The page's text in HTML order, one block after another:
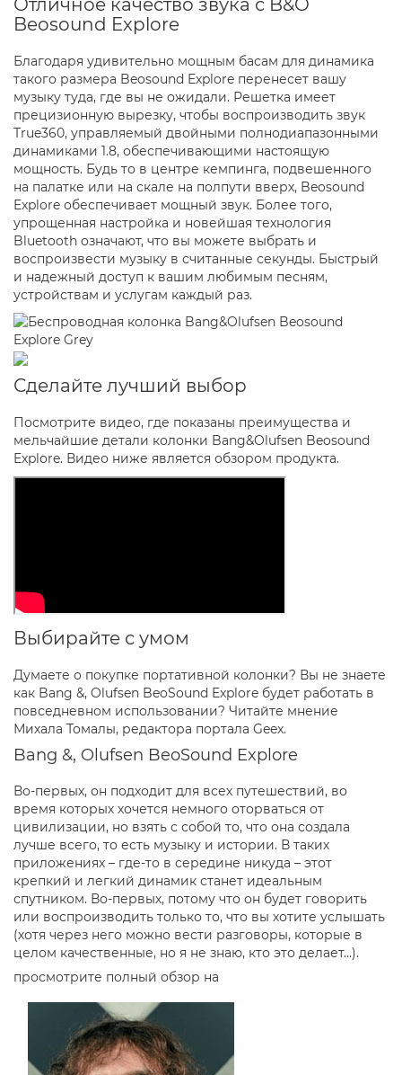
Beosound Explore
Благодаря удивительно мощным басам для динамика
такого размера Beosound Explore перенесет вашу
музыку туда, где вы не ожидали. Решетка имеет
прецизионную вырезку, чтобы воспроизводить звук
True360, управляемый двойными полнодиапазонными
динамиками 1.8, обеспечивающими настоящую
мощность. Будь то в центре кемпинга, подвешенного
на палатке или на скале на полпути вверх, Beosound
Explore обеспечивает мощный звук. Более того,
упрощенная настройка и новейшая технология
Bluetooth означают, что вы можете выбрать и
воспроизвести музыку в считанные секунды. Быстрый
и надежный доступ к вашим любимым песням,
устройствам и услугам каждый раз.
Сделайте лучший выбор
Посмотрите видео, где показаны преимущества и
мельчайшие детали колонки Bang&Olufsen Beosound
Explore. Видео ниже является обзором продукта.
Выбирайте с умом
Думаете о покупке портативной колонки? Вы не знаете
как Bang &, Olufsen BeoSound Explore будет работать в
повседневном использовании? Читайте мнение
Михала Томалы, редактора портала Geex.
Bang &, Olufsen BeoSound Explore
Во-первых, он подходит для всех путешествий, во
время которых хочется немного оторваться от
цивилизации, но взять с собой то, что она создала
лучше всего, то есть музыку и истории. В таких
приложениях – где-то в середине никуда – этот
крепкий и легкий динамик станет идеальным
спутником. Во-первых, потому что он будет говорить
или воспроизводить только то, что вы хотите услышать
(хотя через него можно вести разговоры, которые в
целом качественные, но я не знаю, кто это делает...).
просмотрите полный обзор на